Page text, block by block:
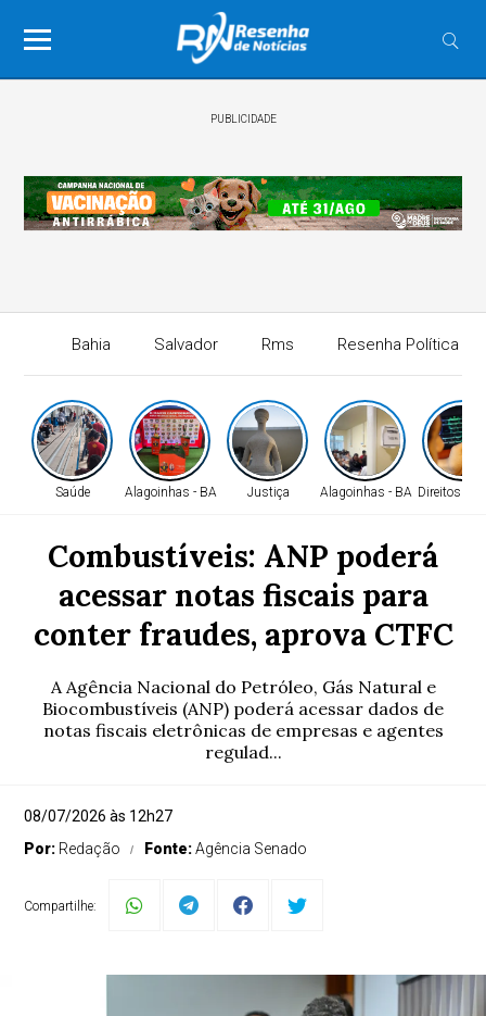
PUBLICIDADE
Bahia Salvador Rms Resenha Política
Saúde Alagoinhas - BA Justiça Alagoinhas - BA Direitos
Combustíveis: ANP poderá
acessar notas fiscais para
conter fraudes, aprova CTFC
A Agência Nacional do Petróleo, Gás Natural e
Biocombustíveis (ANP) poderá acessar dados de
notas fiscais eletrônicas de empresas e agentes
regulad...
08/07/2026 às 12h27
Por: Redação Fonte:Agência Senado
Compartilhe: